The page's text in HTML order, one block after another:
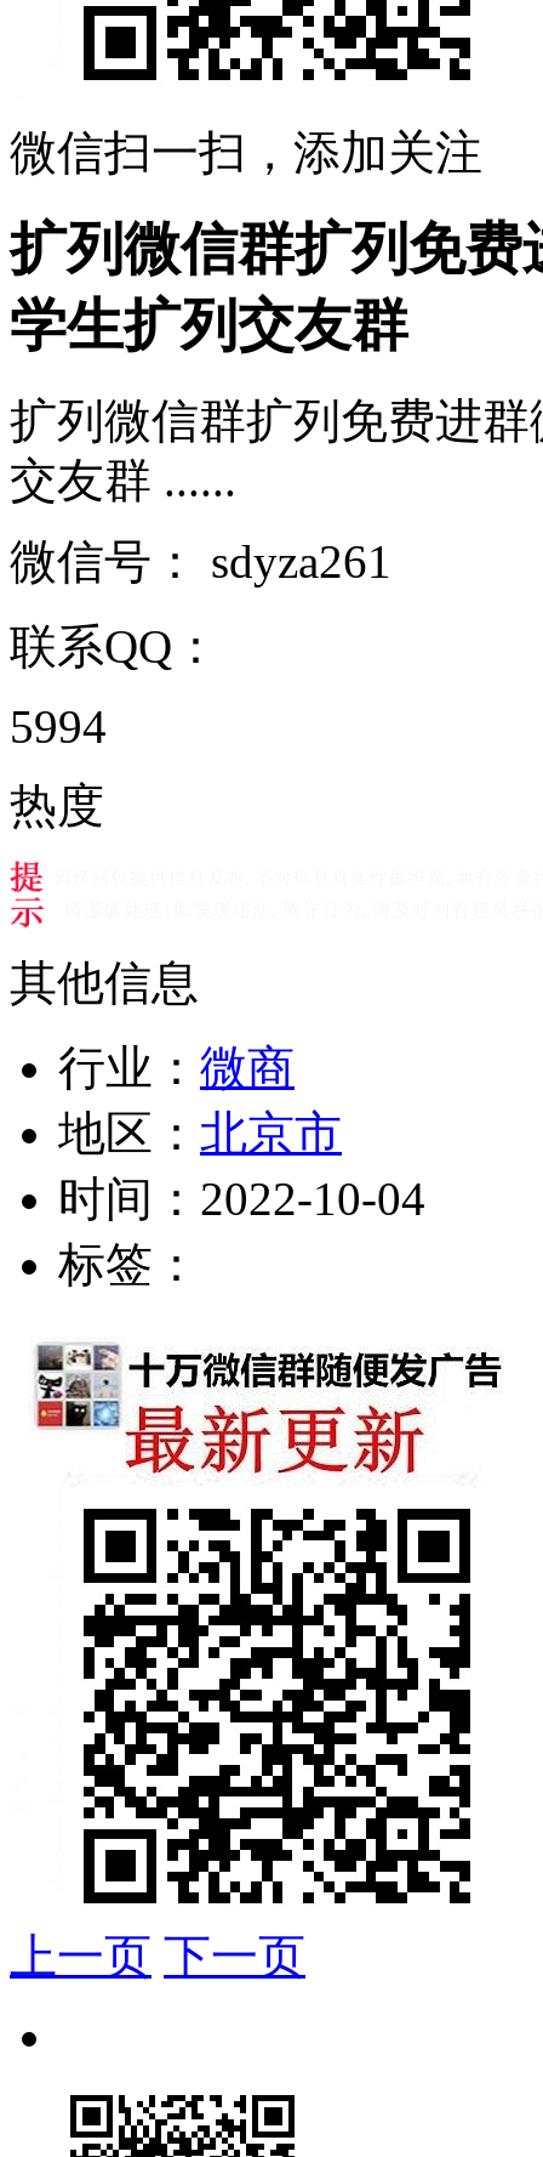
微信扫一扫，添加关注
扩列微信群扩列免
学生扩列交友群
扩列微信群扩列免费进
交友群 ......
微信号： sdyza261
联系QQ：
5994
热度
其他信息
行业： 微商
地区： 北京市
时间： 2022-10-04
标签：
上一页 下一页